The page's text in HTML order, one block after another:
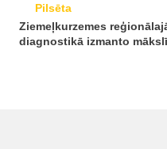
Pilsēta
Ziemeļkurzemes
diagnostikā izmanto